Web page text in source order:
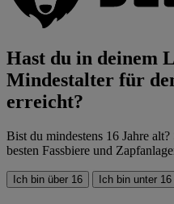
Hast du in deinem
Mindestalter für
erreicht?
Bist du mindestens 16 Jahre
besten Fassbiere und
Ich bin über 16 Ich bin unter 16